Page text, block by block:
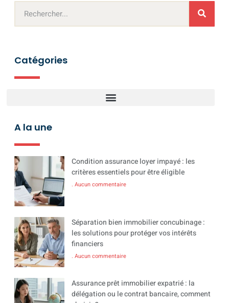
Catégories
A la une
Condition assurance loyer impayé : les
critères essentiels pour être éligible
Aucun commentaire
Séparation bien immobilier concubinage :
les solutions pour protéger vos intérêts
financiers
Aucun commentaire
Assurance prêt immobilier expatrié : la
délégation ou le contrat bancaire, comment